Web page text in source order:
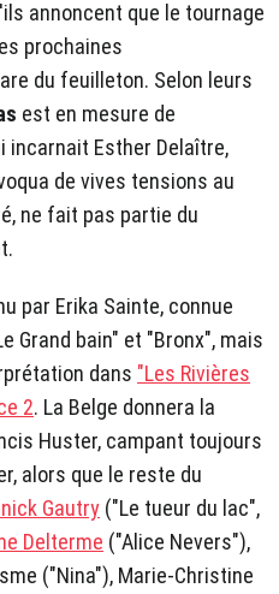
annoncent que le tournage
prochaines
du feuilleton. Selon leurs
est en mesure de
incarnait Esther Delaître,
de vives tensions au
ne fait pas partie du
par Erika Sainte, connue
Grand bain" et "Bronx", mais
dans "Les Rivières
2. La Belge donnera la
Huster, campant toujours
alors que le reste du
Gautry ("Le tueur du lac",
Delterme ("Alice Nevers"),
("Nina"), Marie-Christine